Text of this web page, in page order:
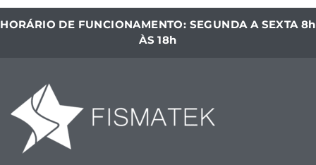
HORÁRIO DE FUNCIONAMENTO: SEGUNDA A SEXTA 8h
ÀS 18h